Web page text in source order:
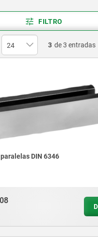
FILTRO
3 de 3 entradas
DIN 6346